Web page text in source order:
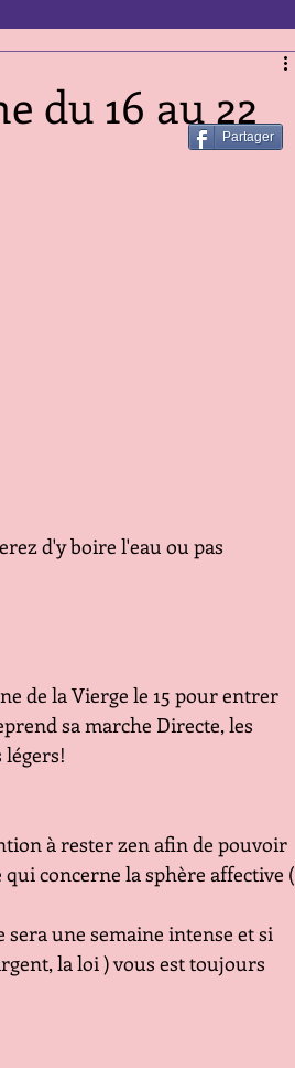
du 16 au 22
d'y boire l'eau ou pas
de la Vierge le 15 pour entrer
sa marche Directe, les
à rester zen afin de pouvoir
concerne la sphère affective (
sera une semaine intense et si
la loi ) vous est toujours
Partager